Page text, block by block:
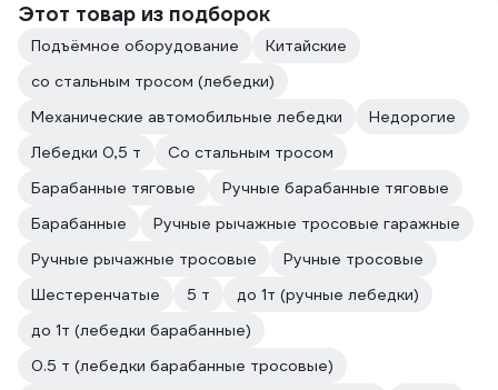
Этот товар из подборок
Подъёмное оборудование
Китайские
со стальным тросом (лебедки)
Механические автомобильные лебедки
Недорогие
Лебедки 0,5 т
Со стальным тросом
Барабанные тяговые
Ручные барабанные тяговые
Барабанные
Ручные рычажные тросовые гаражные
Ручные рычажные тросовые
Ручные тросовые
Шестеренчатые
5 т
до 1т (ручные лебедки)
до 1т (лебедки барабанные)
0.5 т (лебедки барабанные тросовые)